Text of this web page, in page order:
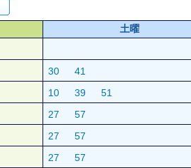
土曜
30 41
10 39 51
27 57
27 57
27 57